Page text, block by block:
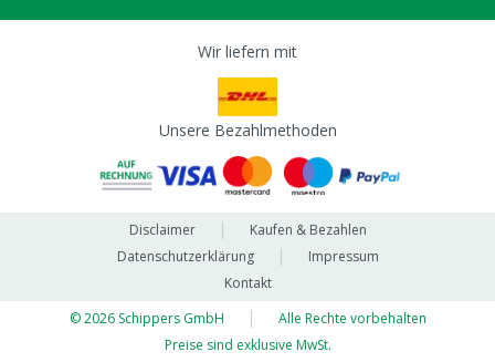
Wir liefern mit
Unsere Bezahlmethoden
Disclaimer
Kaufen & Bezahlen
Datenschutzerklärung
Impressum
Kontakt
© 2026 Schippers GmbH
Alle Rechte vorbehalten
Preise sind exklusive MwSt.